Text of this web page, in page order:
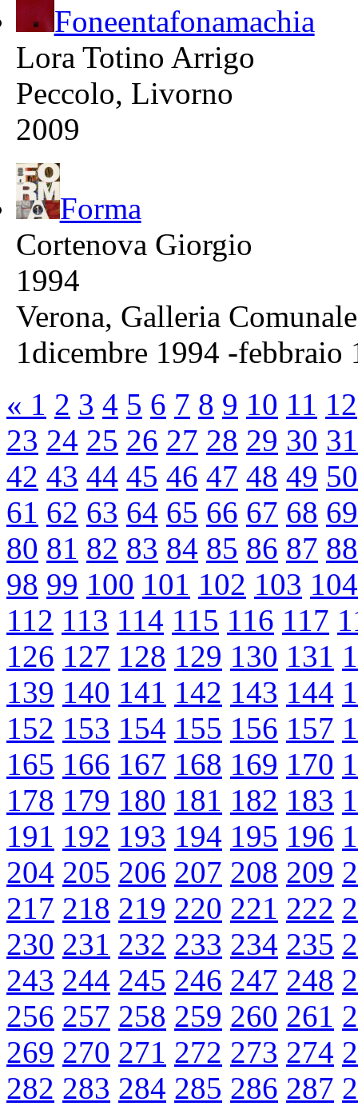
Foneentafonamachia
Lora Totino Arrigo
Peccolo, Livorno
2009
Forma
Cortenova Giorgio
1994
Verona, Galleria
1dicembre 1994 -febbraio
« 1 2 3 4 5 6 7 8 9 10 11 12
23 24 25 26 27 28 29 30 31
42 43 44 45 46 47 48 49 50
61 62 63 64 65 66 67 68 69
80 81 82 83 84 85 86 87 88
98 99 100 101 102 103 104
112 113 114 115 116 117
126 127 128 129 130 131
139 140 141 142 143 144
152 153 154 155 156 157
165 166 167 168 169 170
178 179 180 181 182 183
191 192 193 194 195 196
204 205 206 207 208 209
217 218 219 220 221 222
230 231 232 233 234 235
243 244 245 246 247 248
256 257 258 259 260 261
269 270 271 272 273 274
282 283 284 285 286 287